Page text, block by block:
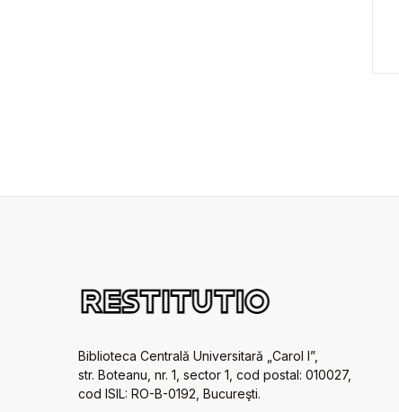
Biblioteca Centrală Universitară „Carol I”,
str. Boteanu, nr. 1, sector 1, cod postal: 010027,
cod ISIL: RO-B-0192, Bucureşti.